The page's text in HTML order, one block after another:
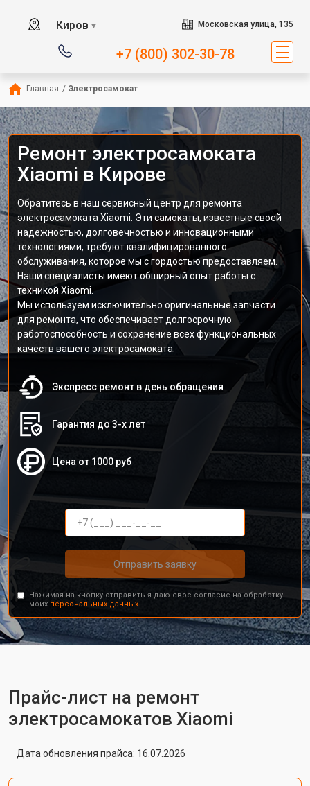
Киров ▼ Московская улица, 135
+7 (800) 302-30-78
Главная / Электросамокат
Ремонт электросамоката
Xiaomi в Кирове
Обратитесь в наш сервисный центр для ремонта
электросамоката Xiaomi. Эти самокаты, известные своей
надежностью, долговечностью и инновационными
технологиями, требуют квалифицированного
обслуживания, которое мы с гордостью предоставляем.
Наши специалисты имеют обширный опыт работы с
техникой Xiaomi.
Мы используем исключительно оригинальные запчасти
для ремонта, что обеспечивает долгосрочную
работоспособность и сохранение всех функциональных
качеств вашего электросамоката.
Экспресс ремонт в день обращения
Гарантия до 3-х лет
Цена от 1000 руб
Отправить заявку
Нажимая на кнопку отправить я даю свое согласие на обработку
моих персональных данных.
Прайс-лист на ремонт
электросамокатов Xiaomi
Дата обновления прайса: 16.07.2026